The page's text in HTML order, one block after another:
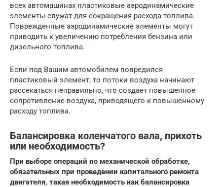
всех автомашинах пластиковые аэродинамические
элементы служат для сокращения расхода топлива.
Поврежденные аэродинамические элементы могут
приводить к увеличению потребления бензина или
дизельного топлива.
Если под Вашим автомобилем повредился
пластиковый элемент, то потоки воздуха начинают
рассекаться неправильно, что создает повышенное
сопротивление воздуха, приводящего к повышенному
расходу топлива.
Балансировка коленчатого вала, прихоть
или необходимость?
При выборе операций по механической обработке,
обязательных при проведении капитального ремонта
двигателя, такая необходимость как балансировка